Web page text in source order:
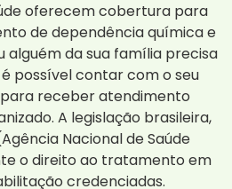
oferecem cobertura para
de dependência química e
alguém da sua família precisa
possível contar com o seu
receber atendimento
A legislação brasileira,
Nacional de Saúde
o direito ao tratamento em
credenciadas.